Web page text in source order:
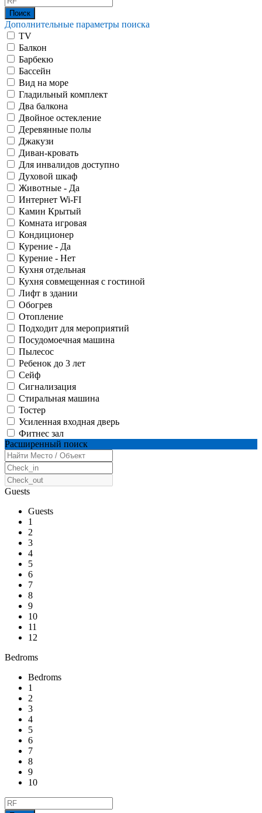
Дополнительные параметры поиска
TV
Балкон
Барбекю
Бассейн
Вид на море
Гладильный комплект
Два балкона
Двойное остекление
Деревянные полы
Джакузи
Диван-кровать
Для инвалидов доступно
Духовой шкаф
Животные - Да
Интернет Wi-FI
Камин Крытый
Комната игровая
Кондиционер
Курение - Да
Курение - Нет
Кухня отдельная
Кухня совмещенная с гостиной
Лифт в здании
Обогрев
Отопление
Подходит для мероприятий
Посудомоечная машина
Пылесос
Ребенок до 3 лет
Сейф
Сигнализация
Стиральная машина
Тостер
Усиленная входная дверь
Фитнес зал
Расширенный поиск
Guests
Guests
1
2
3
4
5
6
7
8
9
10
11
12
Bedroms
Bedroms
1
2
3
4
5
6
7
8
9
10